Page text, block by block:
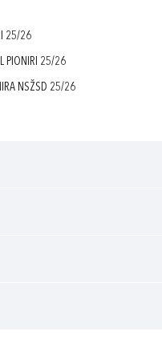
25/26
PIONIRI 25/26
NSŽSD 25/26